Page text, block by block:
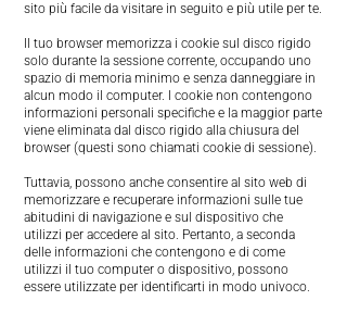
sito più facile da visitare in seguito e più utile per te.
Il tuo browser memorizza i cookie sul disco rigido
solo durante la sessione corrente, occupando uno
spazio di memoria minimo e senza danneggiare in
alcun modo il computer. I cookie non contengono
informazioni personali specifiche e la maggior parte
viene eliminata dal disco rigido alla chiusura del
browser (questi sono chiamati cookie di sessione).
Tuttavia, possono anche consentire al sito web di
memorizzare e recuperare informazioni sulle tue
abitudini di navigazione e sul dispositivo che
utilizzi per accedere al sito. Pertanto, a seconda
delle informazioni che contengono e di come
utilizzi il tuo computer o dispositivo, possono
essere utilizzate per identificarti in modo univoco.